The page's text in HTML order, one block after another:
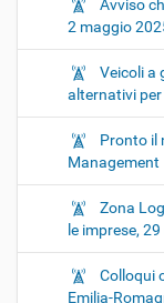
Avviso
2 maggio
Veicoli a
alternativi
Pronto il
Management
Zona
le imprese,
Colloqui
Emilia-